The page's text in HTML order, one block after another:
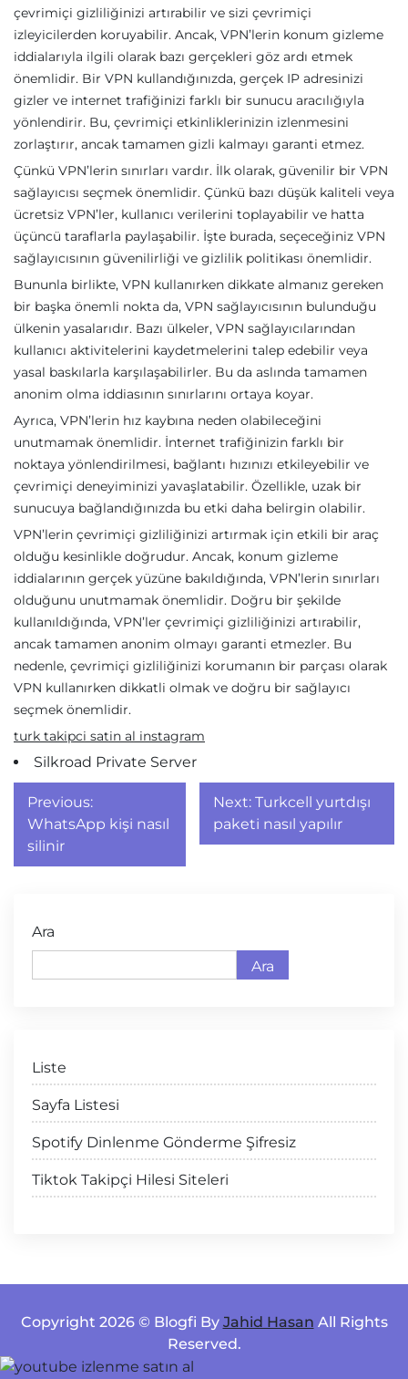
çevrimiçi gizliliğinizi artırabilir ve sizi çevrimiçi
izleyicilerden koruyabilir. Ancak, VPN’lerin konum gizleme
iddialarıyla ilgili olarak bazı gerçekleri göz ardı etmek
önemlidir. Bir VPN kullandığınızda, gerçek IP adresinizi
gizler ve internet trafiğinizi farklı bir sunucu aracılığıyla
yönlendirir. Bu, çevrimiçi etkinliklerinizin izlenmesini
zorlaştırır, ancak tamamen gizli kalmayı garanti etmez.
Çünkü VPN’lerin sınırları vardır. İlk olarak, güvenilir bir VPN
sağlayıcısı seçmek önemlidir. Çünkü bazı düşük kaliteli veya
ücretsiz VPN’ler, kullanıcı verilerini toplayabilir ve hatta
üçüncü taraflarla paylaşabilir. İşte burada, seçeceğiniz VPN
sağlayıcısının güvenilirliği ve gizlilik politikası önemlidir.
Bununla birlikte, VPN kullanırken dikkate almanız gereken
bir başka önemli nokta da, VPN sağlayıcısının bulunduğu
ülkenin yasalarıdır. Bazı ülkeler, VPN sağlayıcılarından
kullanıcı aktivitelerini kaydetmelerini talep edebilir veya
yasal baskılarla karşılaşabilirler. Bu da aslında tamamen
anonim olma iddiasının sınırlarını ortaya koyar.
Ayrıca, VPN’lerin hız kaybına neden olabileceğini
unutmamak önemlidir. İnternet trafiğinizin farklı bir
noktaya yönlendirilmesi, bağlantı hızınızı etkileyebilir ve
çevrimiçi deneyiminizi yavaşlatabilir. Özellikle, uzak bir
sunucuya bağlandığınızda bu etki daha belirgin olabilir.
VPN’lerin çevrimiçi gizliliğinizi artırmak için etkili bir araç
olduğu kesinlikle doğrudur. Ancak, konum gizleme
iddialarının gerçek yüzüne bakıldığında, VPN’lerin sınırları
olduğunu unutmamak önemlidir. Doğru bir şekilde
kullanıldığında, VPN’ler çevrimiçi gizliliğinizi artırabilir,
ancak tamamen anonim olmayı garanti etmezler. Bu
nedenle, çevrimiçi gizliliğinizi korumanın bir parçası olarak
VPN kullanırken dikkatli olmak ve doğru bir sağlayıcı
seçmek önemlidir.
turk takipci satin al instagram
Silkroad Private Server
Yazı
gezinmesi
Previous:
WhatsApp kişi nasıl
silinir
Next: Turkcell yurtdışı
paketi nasıl yapılır
Ara
Ara
Liste
Sayfa Listesi
Spotify Dinlenme Gönderme Şifresiz
Tiktok Takipçi Hilesi Siteleri
Copyright 2026 © Blogfi By Jahid Hasan All Rights
Reserved.